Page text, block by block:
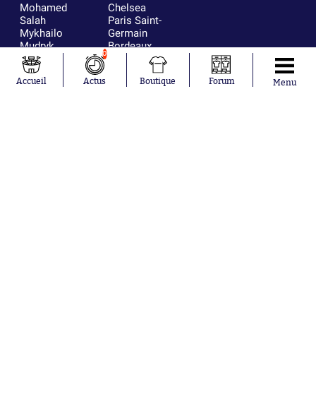
Mohamed
Salah
Mykhailo
Mudryk
Neymar
Khalis Merah
Loïs Openda
Chelsea
Paris Saint-
Germain
Bordeaux
Olympique
FIFA
Accueil
0
Actus Boutique Forum Menu